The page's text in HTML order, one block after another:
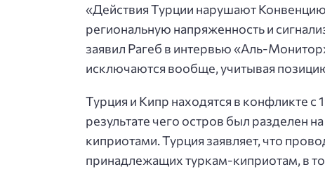
«Действия Турции нарушают
региональную напряженность и
заявил Рагеб в интервью «Аль-
исключаются вообще, учитывая
Турция и Кипр находятся в конфликте с
результате чего остров был разделен
киприотами. Турция заявляет, что
принадлежащих туркам-киприотам, в